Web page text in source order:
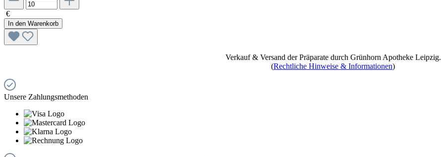
€
In den Warenkorb
Verkauf & Versand der Präparate durch Grünhorn Apotheke Leipzig.
(Rechtliche Hinweise & Informationen)
Unsere Zahlungsmethoden